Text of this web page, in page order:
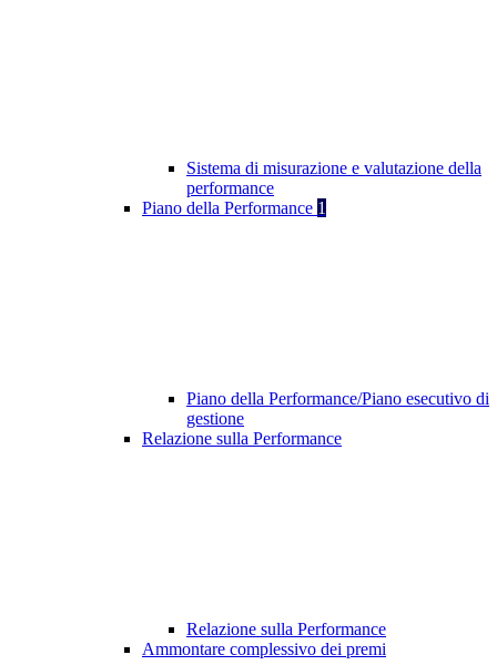
Sistema di misurazione e valutazione della
performance
Piano della Performance 1
Piano della Performance/Piano esecutivo di
gestione
Relazione sulla Performance
Relazione sulla Performance
Ammontare complessivo dei premi